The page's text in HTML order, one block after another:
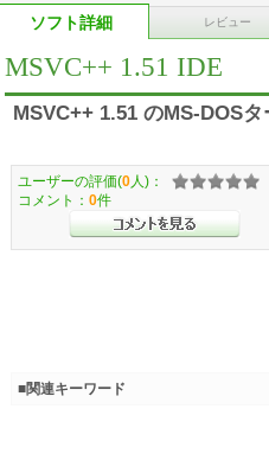
ソフト詳細 レビュー
MSVC++ 1.51 IDE
MSVC++ 1.51 のMS-DOS
ユーザーの評価(0 人)：
コメント： 0件
■関連キーワード